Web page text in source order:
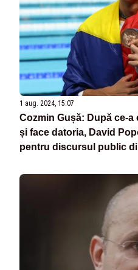
1 aug. 2024, 15:07
Cozmin Gușă: După ce-
și face datoria, David
pentru discursul public